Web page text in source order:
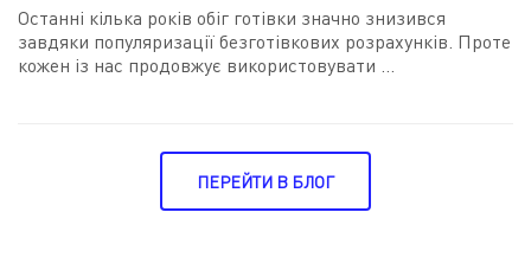
Останні кілька років обіг готівки значно знизився
завдяки популяризації безготівкових розрахунків. Проте
кожен із нас продовжує використовувати ...
ПЕРЕЙТИ В БЛОГ